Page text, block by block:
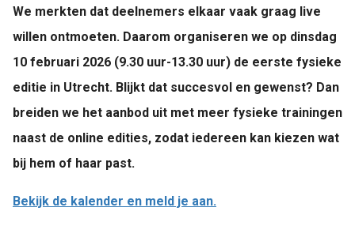
We merkten dat deelnemers elkaar vaak graag live
willen ontmoeten. Daarom organiseren we op dinsdag
10 februari 2026 (9.30 uur-13.30 uur) de eerste fysieke
editie in Utrecht. Blijkt dat succesvol en gewenst? Dan
breiden we het aanbod uit met meer fysieke trainingen
naast de online edities, zodat iedereen kan kiezen wat
bij hem of haar past.
Bekijk de kalender en meld je aan.